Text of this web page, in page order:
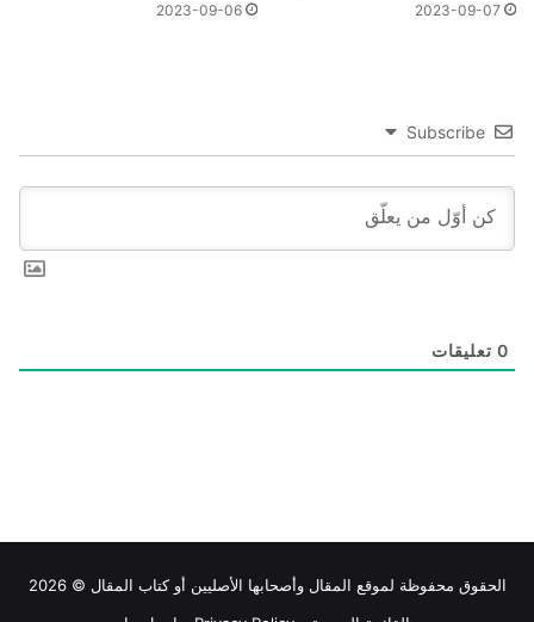
2023-09-07
2023-09-06
Subscribe
0 تعليقات
الحقوق محفوظة لموقع المقال وأصحابها الأصليين أو كتاب المقال © 2026